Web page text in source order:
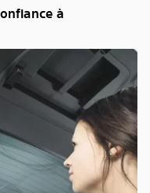
à